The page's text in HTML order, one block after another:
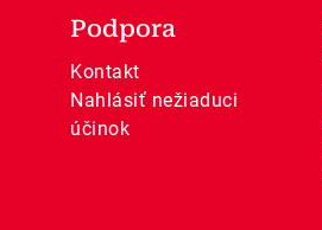
Podpora
Kontakt
Nahlásiť nežiaduci
účinok